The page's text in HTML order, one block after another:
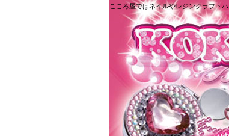
こころ屋ではネイルやレジンクラフト